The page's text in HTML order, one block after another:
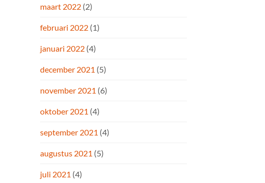
maart 2022 (2)
februari 2022 (1)
januari 2022 (4)
december 2021 (5)
november 2021 (6)
oktober 2021 (4)
september 2021 (4)
augustus 2021 (5)
juli 2021 (4)